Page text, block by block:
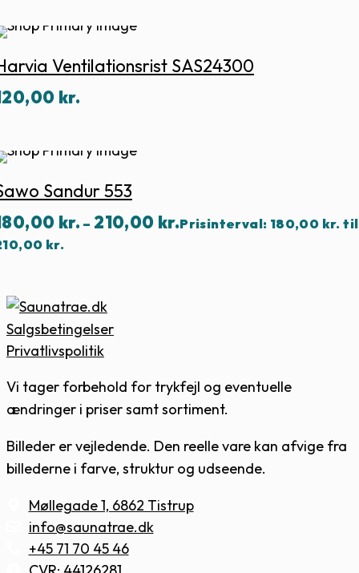
Ventilationsrist SAS24300
kr.
Sandur 553
kr. – 210,00 kr.Prisinterval: 180,00 kr. til
kr.
Salgsbetingelser
Privatlivspolitik
Vi tager forbehold for trykfejl og eventuelle
ændringer i priser samt sortiment.
Billeder er vejledende. Den reelle vare kan afvige fra
billederne i farve, struktur og udseende.
Møllegade 1, 6862 Tistrup
info@saunatrae.dk
+45 71 70 45 46